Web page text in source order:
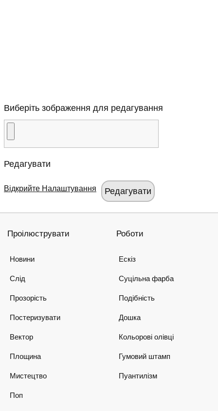
Виберіть зображення для редагування
Редагувати
Відкрийте Налаштування
Проілюструвати
Новини
Слід
Прозорість
Постеризувати
Вектор
Площина
Мистецтво
Поп
Роботи
Ескіз
Суцільна фарба
Подібність
Дошка
Кольорові олівці
Гумовий штамп
Пуантилізм